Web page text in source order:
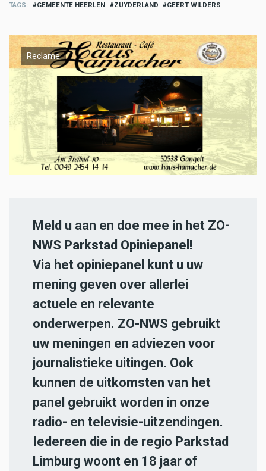
TAGS GEMEENTE HEERLEN ZUYDERLAND GEERT WILDERS
Reclame
Meld u aan en doe mee in het ZO-
NWS Parkstad Opiniepanel!
Via het opiniepanel kunt u uw
mening geven over allerlei
actuele en relevante
onderwerpen. ZO-NWS gebruikt
uw meningen en adviezen voor
journalistieke uitingen. Ook
kunnen de uitkomsten van het
panel gebruikt worden in onze
radio- en televisie-uitzendingen.
Iedereen die in de regio Parkstad
Limburg woont en 18 jaar of